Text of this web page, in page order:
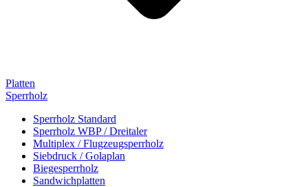
Platten
Sperrholz
Sperrholz Standard
Sperrholz WBP / Dreitaler
Multiplex / Flugzeugsperrholz
Siebdruck / Golaplan
Biegesperrholz
Sandwichplatten